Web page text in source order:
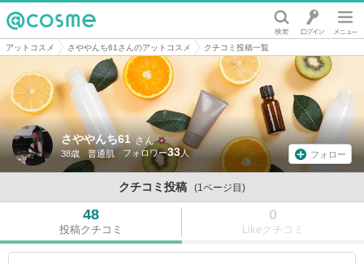
@cosme
アットコスメ さややんち61さんのアットコスメ クチコミ投稿一覧
さややんち61 さん
38歳 普通肌 33 フォロー
クチコミ投稿 (1ページ目)
48
投稿クチコミ
0
Likeクチコミ